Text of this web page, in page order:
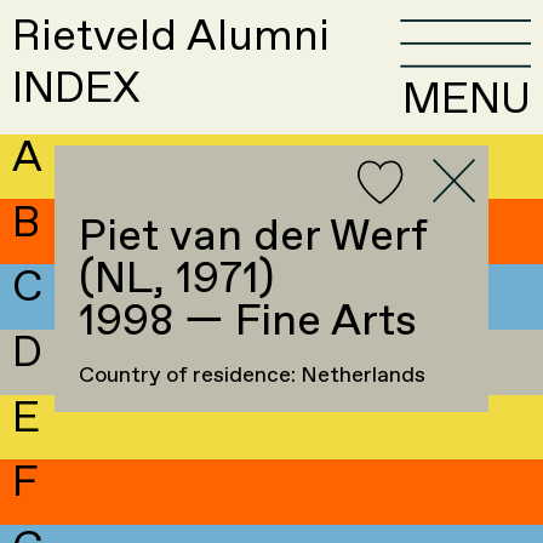
Rietveld Alumni
INDEX
MENU
A
B
C
D
E
F
Piet van der Werf
(NL, 1971)
1998 — Fine Arts
Country of residence: Netherlands